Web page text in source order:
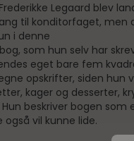
Legaard blev
til konditorfaget, men
i denne
som hun selv har
eget bare fem
opskrifter, siden hun
kager og desserter,
beskriver bogen som
vil kunne lide.